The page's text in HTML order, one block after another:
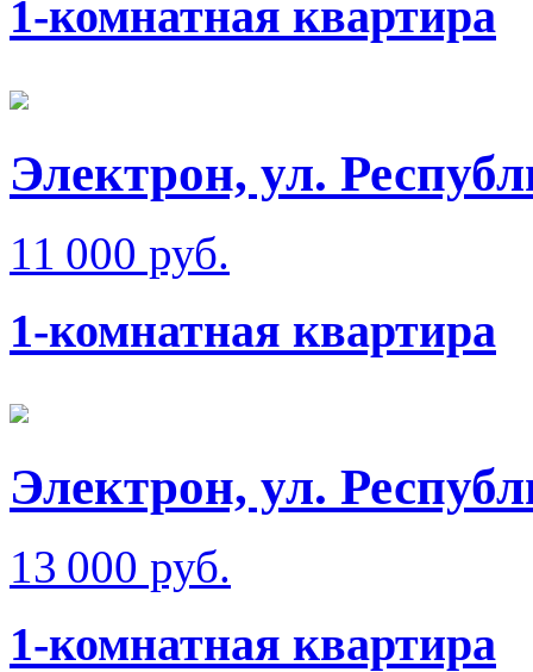
1-комнатная квартира
Электрон, ул.
11 000 руб.
1-комнатная квартира
Электрон, ул.
13 000 руб.
1-комнатная квартира